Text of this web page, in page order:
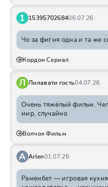
1 1539570268406.07.26
Чо за фигня одна и та же
Кордон Сериал
Л Лилавати гость04.07.26
Очень тяжёлый фильм.
мир, случайно
Волчок Фильм
A Arlen01.07.26
Раменбет — игровая кухня с